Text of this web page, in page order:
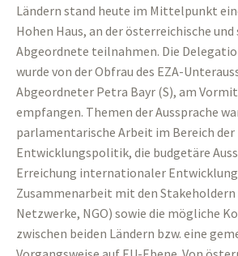
Ländern stand heute im Mittelpunkt
Hohen Haus, an der österreichische
Abgeordnete teilnahmen. Die
wurde von der Obfrau des EZA-
Abgeordneter Petra Bayr (S), am
empfangen. Themen der Aussprache
parlamentarische Arbeit im Bereich der
Entwicklungspolitik, die budgetäre
Erreichung internationaler
Zusammenarbeit mit den
Netzwerke, NGO) sowie die mögliche
zwischen beiden Ländern bzw. eine